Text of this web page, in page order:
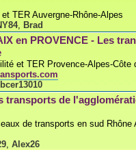
TER Auvergne-Rhône-Alpes
, Brad
en PROVENCE - Les
et TER Provence-Alpes-Côte
transports de
de transports en sud Rhône
Alex26